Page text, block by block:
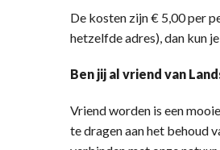
De kosten zijn € 5,00 per
hetzelfde adres), dan kun
Ben jij al vriend van
Vriend worden is een
te dragen aan het behoud